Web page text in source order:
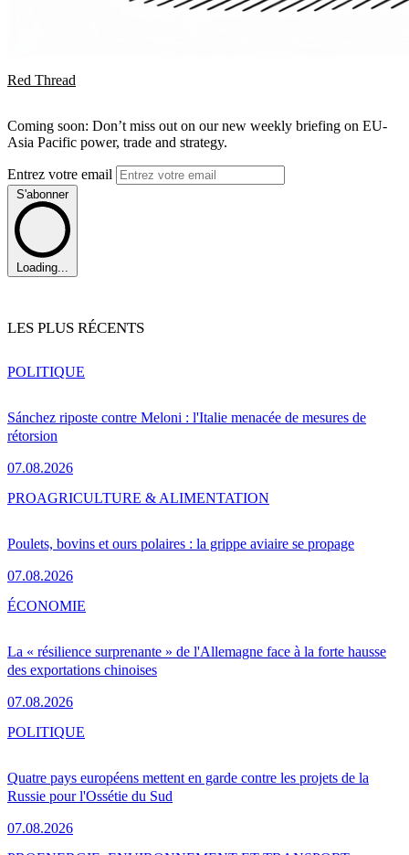
Red Thread
Coming soon: Don’t miss out on our new weekly briefing on EU-
Asia Pacific power, trade and strategy.
Entrez votre email
S'abonner
Loading...
LES PLUS RÉCENTS
Sánchez riposte contre Meloni : l'Italie menacée de mesures de
rétorsion
07.08.2026
POLITIQUE
Poulets, bovins et ours polaires : la grippe aviaire se propage
07.08.2026
PROAGRICULTURE & ALIMENTATION
La « résilience surprenante » de l'Allemagne face à la forte hausse
des exportations chinoises
07.08.2026
ÉCONOMIE
Quatre pays européens mettent en garde contre les projets de la
Russie pour l'Ossétie du Sud
07.08.2026
POLITIQUE